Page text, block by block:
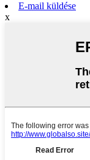
E-mail küldése
x